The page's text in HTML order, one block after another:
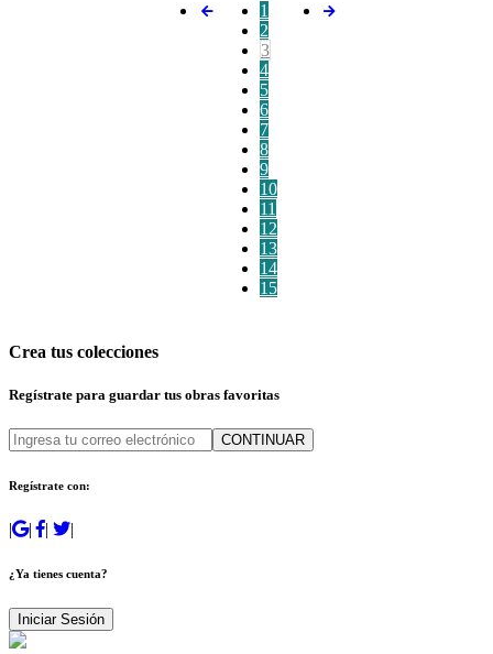
1
2
3
4
5
6
7
8
9
10
11
12
13
14
15
Crea tus colecciones
Regístrate para guardar tus obras favoritas
CONTINUAR
Regístrate con:
| | | |
¿Ya tienes cuenta?
Iniciar Sesión